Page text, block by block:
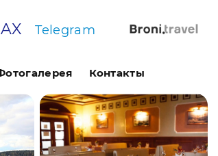
Telegram
Контакты